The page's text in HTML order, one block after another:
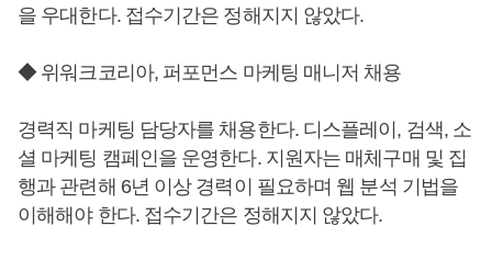
을 우대한다. 접수기간은 정해지지 않았다.
◆ 위워크코리아, 퍼포먼스 마케팅 매니저 채용
경력직 마케팅 담당자를 채용한다. 디스플레이, 검색, 소
셜 마케팅 캠페인을 운영한다. 지원자는 매체구매 및 집
행과 관련해 6년 이상 경력이 필요하며 웹 분석 기법을
이해해야 한다. 접수기간은 정해지지 않았다.